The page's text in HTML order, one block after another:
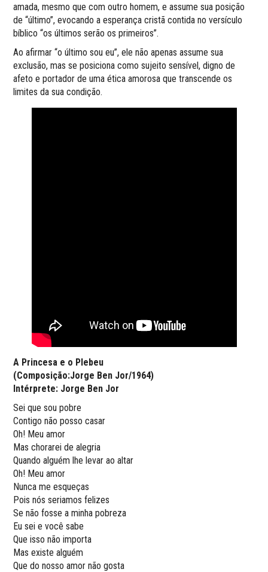
amada, mesmo que com outro homem, e assume sua posição
de “último”, evocando a esperança cristã contida no versículo
bíblico “os últimos serão os primeiros”.
Ao afirmar “o último sou eu”, ele não apenas assume sua
exclusão, mas se posiciona como sujeito sensível, digno de
afeto e portador de uma ética amorosa que transcende os
limites da sua condição.
A Princesa e o Plebeu
(Composição:Jorge Ben Jor/1964)
Intérprete: Jorge Ben Jor
Sei que sou pobre
Contigo não posso casar
Oh! Meu amor
Mas chorarei de alegria
Quando alguém lhe levar ao altar
Oh! Meu amor
Nunca me esqueças
Pois nós seriamos felizes
Se não fosse a minha pobreza
Eu sei e você sabe
Que isso não importa
Mas existe alguém
Que do nosso amor não gosta